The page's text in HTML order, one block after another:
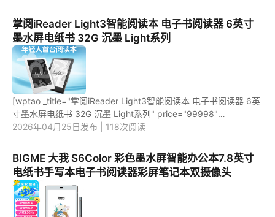
掌阅iReader Light3智能阅读本 电子书阅读器 6英寸
墨水屏电纸书 32G 沉墨 Light系列
[wptao _title="掌阅iReader Light3智能阅读本 电子书阅读器 6英
寸墨水屏电纸书 32G 沉墨 Light系列" price="99998"
url="https://item.jd.com/100068968408.html"
2026年04月25日发布 | 118次阅读
BIGME 大我 S6Color 彩色墨水屏智能办公本7.8英寸
电纸书手写本电子书阅读器彩屏笔记本双摄像头